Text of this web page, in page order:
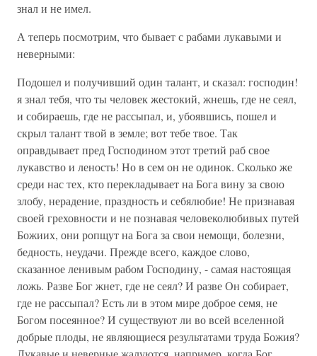
знал и не имел.
А теперь посмотрим, что бывает с рабами лукавыми и
неверными:
Подошел и получивший один талант, и сказал: господин!
я знал тебя, что ты человек жестокий, жнешь, где не сеял,
и собираешь, где не рассыпал, и, убоявшись, пошел и
скрыл талант твой в земле; вот тебе твое. Так
оправдывает пред Господином этот третий раб свое
лукавство и леность! Но в сем он не одинок. Сколько же
среди нас тех, кто перекладывает на Бога вину за свою
злобу, нерадение, праздность и себялюбие! Не признавая
своей греховности и не познавая человеколюбивых путей
Божиих, они ропщут на Бога за свои немощи, болезни,
бедность, неудачи. Прежде всего, каждое слово,
сказанное ленивым рабом Господину, - самая настоящая
ложь. Разве Бог жнет, где не сеял? И разве Он собирает,
где не рассыпал? Есть ли в этом мире доброе семя, не
Богом посеянное? И существуют ли во всей вселенной
добрые плоды, не являющиеся результатами труда Божия?